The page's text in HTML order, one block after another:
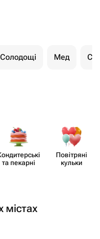
Солодощі Мед
та пекарні
Повітряні
кульки
містах